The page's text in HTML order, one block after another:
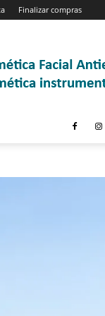
Finalizar compras